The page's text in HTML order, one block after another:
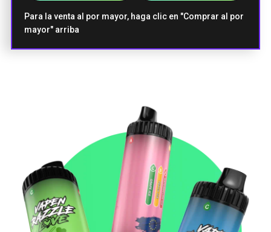
Para la venta al por mayor, haga clic en "Comprar al por
mayor" arriba